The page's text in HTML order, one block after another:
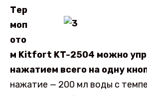
Тер
моп
ото
м Kitfort KT-2504 можно
нажатием всего на одну
нажатие — 200 мл воды с